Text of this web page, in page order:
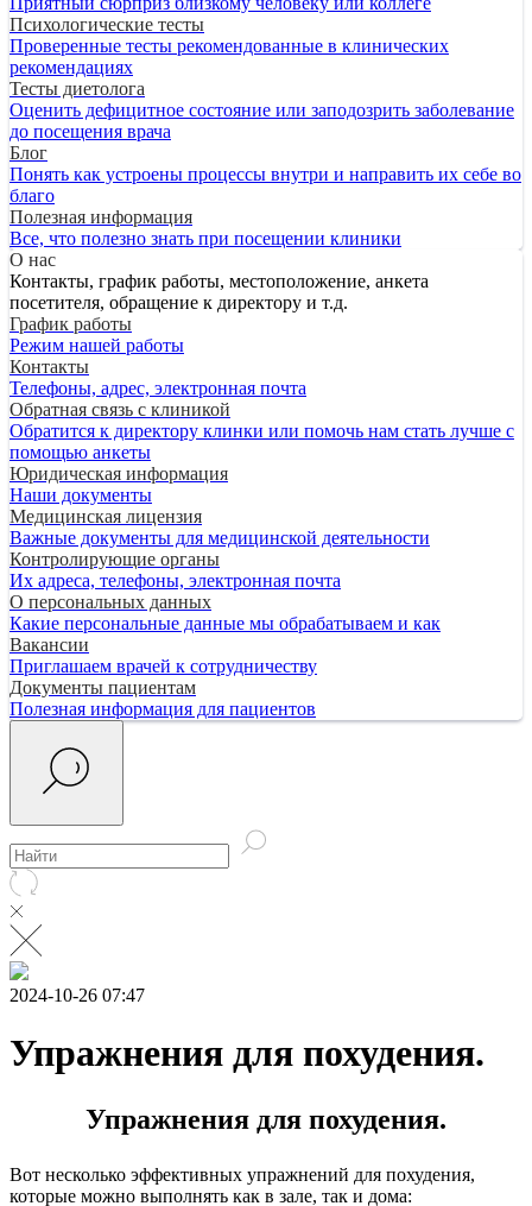
Психологические тесты
Проверенные тесты рекомендованные в клинических
рекомендациях
Тесты диетолога
Оценить дефицитное состояние или заподозрить заболевание
до посещения врача
Блог
Понять как устроены процессы внутри и направить их себе во
благо
Полезная информация
Все, что полезно знать при посещении клиники
О нас
Контакты, график работы, местоположение, анкета
посетителя, обращение к директору и т.д.
График работы
Режим нашей работы
Контакты
Телефоны, адрес, электронная почта
Обратная связь с клиникой
Обратится к директору клинки или помочь нам стать лучше с
помощью анкеты
Юридическая информация
Наши документы
Медицинская лицензия
Важные документы для медицинской деятельности
Контролирующие органы
Их адреса, телефоны, электронная почта
О персональных данных
Какие персональные данные мы обрабатываем и как
Вакансии
Приглашаем врачей к сотрудничеству
Документы пациентам
Полезная информация для пациентов
2024-10-26 07:47
Упражнения для похудения.
Упражнения для похудения.
Вот несколько эффективных упражнений для похудения,
которые можно выполнять как в зале, так и дома: